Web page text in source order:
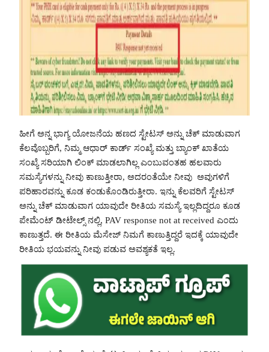
ಹೀಗೆ ಅನ್ನ ಭಾಗ್ಯ ಯೋಜನೆಯ ಹಣದ ಸ್ಟೇಟಸ್ ಅನ್ನು ಚೆಕ್ ಮಾಡುವಾಗ
ಕೆಲವೊಬ್ಬರಿಗೆ, ನಿಮ್ಮ ಆಧಾರ್ ಕಾರ್ಡ್ ಸಂಖ್ಯೆ ಮತ್ತು ಬ್ಯಾಂಕ್ ಖಾತೆಯ
ಸಂಖ್ಯೆ ಸರಿಯಾಗಿ ಲಿಂಕ್ ಮಾಡಲಾಗಿಲ್ಲ ಎಂಬುವಂತಹ ಹಲವಾರು
ಸಮಸ್ಯೆಗಳನ್ನು ನೀವು ಕಾಣುತ್ತೀರಾ, ಅದರಂತೆಯೇ ನೀವು ಅವುಗಳಿಗೆ
ಪರಿಹಾರವನ್ನು ಕೂಡ ಕಂಡುಕೊಂಡಿರುತ್ತೀರಾ. ಇನ್ನು ಕೆಲವರಿಗೆ ಸ್ಟೇಟಸ್
ಅನ್ನು ಚೆಕ್ ಮಾಡುವಾಗ ಯಾವುದೇ ರೀತಿಯ ಸಮಸ್ಯೆ ಇಲ್ಲದಿದ್ದರೂ ಕೂಡ
ಪೇಮೆಂಟ್ ಡೀಟೇಲ್ಸ್ ನಲ್ಲಿ, PAV response not at received ಎಂದು
ಕಾಣುತ್ತದೆ. ಈ ರೀತಿಯ ಮೆಸೇಜ್ ನಿಮಗೆ ಕಾಣುತ್ತಿದ್ದರೆ ಇದಕ್ಕೆ ಯಾವುದೇ
ರೀತಿಯ ಭಯವನ್ನು ನೀವು ಪಡುವ ಅವಶ್ಯಕತೆ ಇಲ್ಲ.